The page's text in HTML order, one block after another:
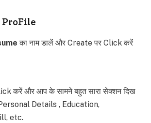
ProFile
का नाम डालें और Create पर Click करें
करें और आप के सामने बहुत सारा सेक्शन दिख
Personal Details , Education,
etc.